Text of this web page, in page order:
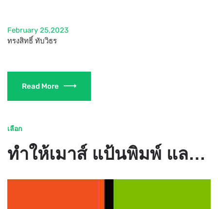
February 25,2023
ทรงสิทธิ์ ทับวิธร
Read More
เลือก
ทำให้เมาส์ แป้นพิมพ์ และอุปกรณ์ป้อนข้อมูลอื่นๆ ใช้งานได้ง่ายขึ้น